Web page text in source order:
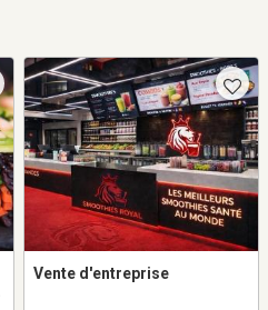
Vente d'entreprise